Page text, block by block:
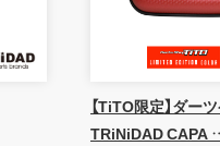
【TiTO限定】ダー
TRiNiDAD CAPA